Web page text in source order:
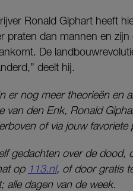
Ronald Giphart heeft
praten dan mannen en
De
deelt hij.
er nog meer theorieën en
van den Enk, Ronald
of via jouw favoriete
gedachten over de dood,
op 113.nl, of door gratis
alle dagen van de week.